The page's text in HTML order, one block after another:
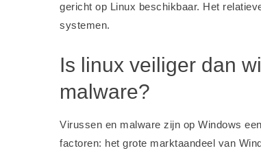
gericht op Linux beschikbaar. Het
systemen.
Is linux veiliger dan
malware?
Virussen en malware zijn op Windows
factoren: het grote marktaandeel van